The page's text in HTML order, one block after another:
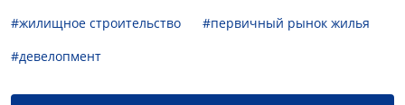
#жилищное строительство
#первичный рынок жилья
#девелопмент